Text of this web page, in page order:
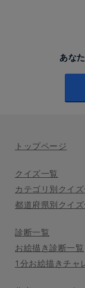
あな
トップページ
クイズ一覧
カテゴリ別クイ
都道府県別クイ
診断一覧
お絵描き診断一覧
1分お絵描きチャ